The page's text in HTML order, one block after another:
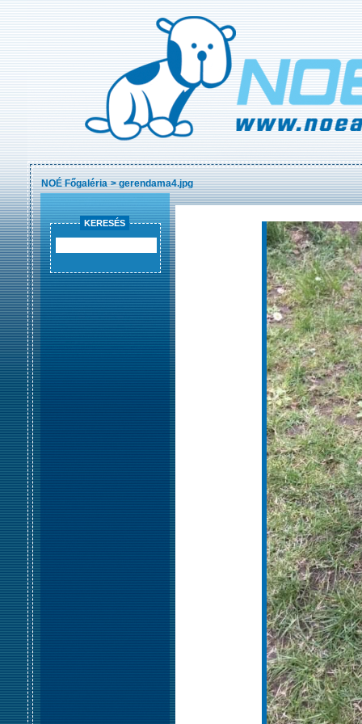
NOÉ Főgaléria >gerendama4.jpg
KERESÉS